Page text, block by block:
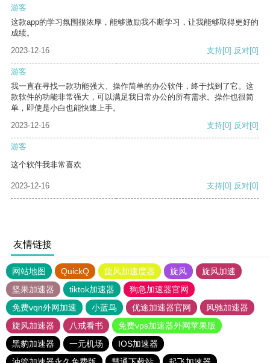
游客
这款app的学习氛围很浓厚，能够激励我不断学习，让我能够取得更好的
成绩。
2023-12-16
支持[0] 反对[0]
游客
我一直在寻找一款功能强大、操作简单的办公软件，终于找到了它。这
款软件的功能非常强大，可以满足我日常办公的所有需求。操作也很简
单，即使是小白也能快速上手。
2023-12-16
支持[0] 反对[0]
游客
这个软件我非常喜欢
2023-12-16 支持[0] 反对[0]
友情链接
网站地图 QuickQ 旋风加速度器 旋风
旋风加速
坚果加速器
tiktok加速器
狗急加速器官网
免费vqn外网加速
小蓝鸟 优途加速器官网
风驰加速器
旋风加速器
八戒看书
免费vps加速器外网苹果版
黑豹加速器
一元机场
IOS加速器